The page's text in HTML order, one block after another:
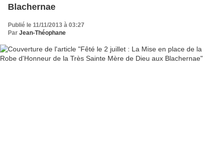
Blachernae
Publié le 11/11/2013 à 03:27
Par Jean-Théophane